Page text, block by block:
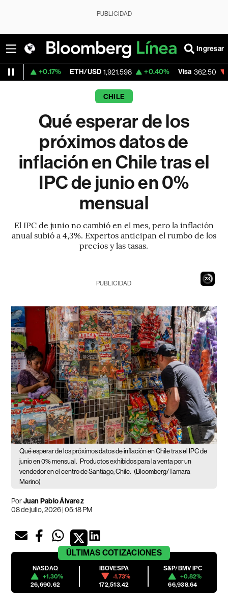
PUBLICIDAD
Ingresar
ETH/USD 1,921.598 +0.40% Visa 362.50 -2.15%
CHILE
Qué esperar de los
próximos datos de
inflación en Chile tras el
IPC de junio en 0%
mensual
El IPC de junio no cambió en el mes, pero la inflación
anual subió a 4,3%. Expertos anticipan el rumbo de los
precios y las tasas.
22
PUBLICIDAD
Qué esperar de los próximos datos de inflación en Chile tras el IPC de
junio en 0% mensual. Productos exhibidos para la venta por un
vendedor en el centro de Santiago, Chile. (Bloomberg/Tamara
Merino)
PorJuan Pablo Álvarez
08 de julio, 2026 | 05:18 PM
ÚLTIMAS COTIZACIONES
NASDAQ
+1.30%
26,690.62
IBOVESPA
-1.73%
172,513.42
S&P/BMV IPC
+0.82%
66,938.64